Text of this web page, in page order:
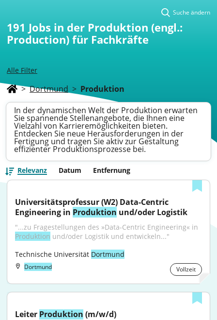
Alle Filter
Suche ändern
191 Jobs in der Produktion (engl.:
Production) für Fachkräfte
> Dortmund > Produktion
In der dynamischen Welt der Produktion erwarten
Sie spannende Stellenangebote, die Ihnen eine
Vielzahl von Karrieremöglichkeiten bieten.
Entdecken Sie neue Herausforderungen in der
Fertigung und tragen Sie aktiv zur Gestaltung
effizienter Produktionsprozesse bei.
Relevanz Datum Entfernung
Universitätsprofessur (W2) Data-Centric
Engineering in Produktion und/oder Logistik
Produktion und/oder Logistik und entwickeln..."
Technische Universität Dortmund
Dortmund Vollzeit
Leiter Produktion (m/w/d)